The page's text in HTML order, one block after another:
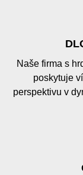
Naše firma s
poskytuje
perspektivu v